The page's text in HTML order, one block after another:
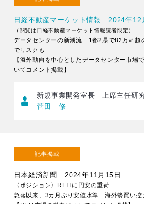
日経不動産マーケット情報 2024年12
（閲覧は日経不動産マーケット情報読者限定）
データセンターの新潮流 1都2県で82万㎡
でリスクも
【海外動向を中心としたデータセンター市場
いてコメント掲載】
新規事業開発室長 上席主任研
菅田 修
記事掲載
日本経済新聞 2024年11月15日
〈ポジション〉REITに円安の重荷
急落以来、3カ月ぶり安値水準 海外勢買い控